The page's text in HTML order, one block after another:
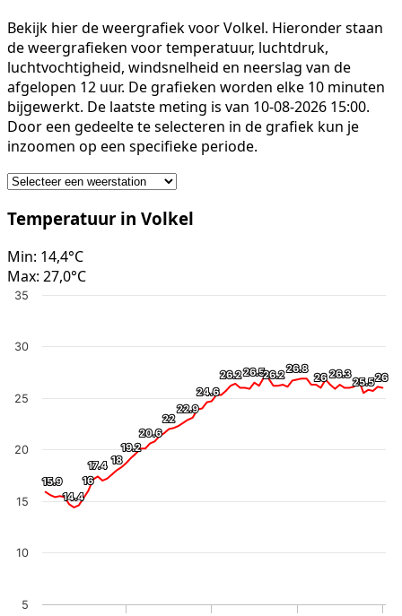
Bekijk hier de weergrafiek voor Volkel. Hieronder staan
de weergrafieken voor temperatuur, luchtdruk,
luchtvochtigheid, windsnelheid en neerslag van de
afgelopen 12 uur. De grafieken worden elke 10 minuten
bijgewerkt. De laatste meting is van 10-08-2026 15:00.
Door een gedeelte te selecteren in de grafiek kun je
inzoomen op een specifieke periode.
Temperatuur in Volkel
Min: 14,4°C
Max: 27,0°C
15.9
15.9
14.4
14.4
16
16
17.4
17.4 18
18
19.2
19.2
20.6
20.6
22
22
22.9
22.9
24.6
24.6
26.2
26.226.5
26.526.2
26.226.8
26.8
26
26 26.3
26.3
25.5
25.526
26
5
10
15
20
25
30
35